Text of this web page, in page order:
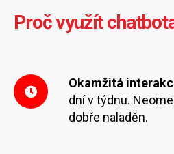
Proč využít
Okamžitá
dní v týdnu.
dobře naladěn.